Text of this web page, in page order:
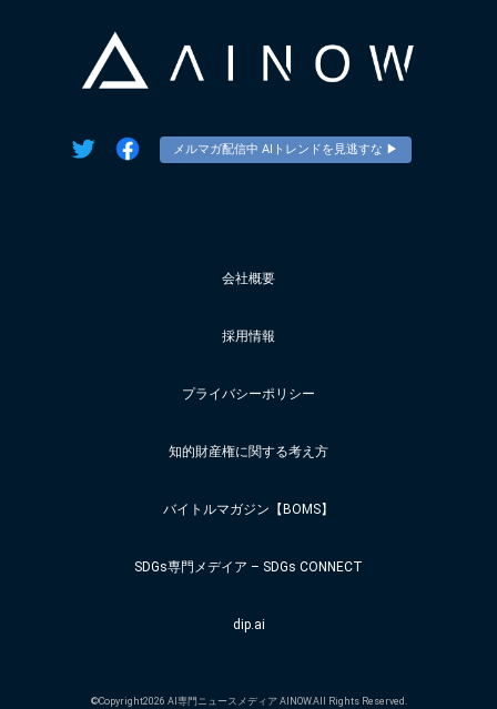
メルマガ配信中 AIトレンドを見逃すな ▶︎
会社概要
採用情報
プライバシーポリシー
知的財産権に関する考え方
バイトルマガジン【BOMS】
SDGs専門メデイア – SDGs CONNECT
dip.ai
©Copyright2026 AI専門ニュースメディア AINOW.All Rights Reserved.